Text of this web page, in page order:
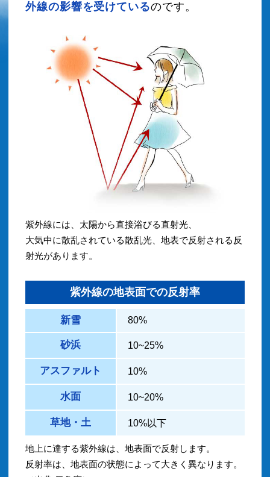
外線の影響を受けているのです。
紫外線には、太陽から直接浴びる直射光、
大気中に散乱されている散乱光、地表で反射される反
射光があります。
紫外線の地表面での反射率
新雪 80%
砂浜 10~25%
アスファルト 10%
水面 10~20%
草地・土 10%以下
地上に達する紫外線は、地表面で反射します。
反射率は、地表面の状態によって大きく異なります。